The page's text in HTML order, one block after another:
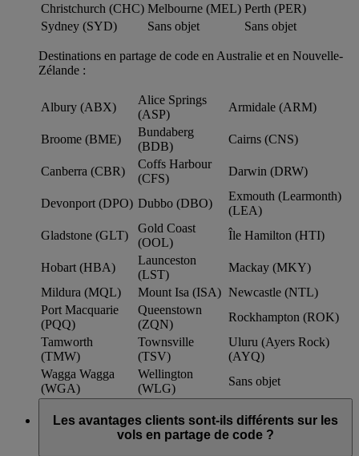
Christchurch (CHC) Melbourne (MEL) Perth (PER)
Sydney (SYD)
Sans objet Sans objet
Destinations en partage de code en Australie et en Nouvelle-
Zélande :
Albury (ABX)
Alice Springs
(ASP)
Armidale (ARM)
Broome (BME)
Bundaberg
(BDB)
Cairns (CNS)
Canberra (CBR)
Coffs Harbour
(CFS)
Darwin (DRW)
Devonport (DPO) Dubbo (DBO)
Exmouth (Learmonth)
(LEA)
Gladstone (GLT)
Gold Coast
(OOL)
Île Hamilton (HTI)
Hobart (HBA)
Launceston
(LST)
Mackay (MKY)
Mildura (MQL)
Mount Isa (ISA) Newcastle (NTL)
Port Macquarie
(PQQ)
Queenstown
(ZQN)
Rockhampton (ROK)
Tamworth
(TMW)
Townsville
(TSV)
Uluru (Ayers Rock)
(AYQ)
Wagga Wagga
(WGA)
Wellington
(WLG)
Sans objet
Les avantages clients sont-ils différents sur les
vols en partage de code ?